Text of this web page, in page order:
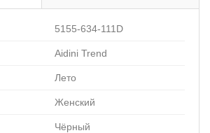
5155-634-111D
Aidini Trend
Лето
Женский
Чёрный